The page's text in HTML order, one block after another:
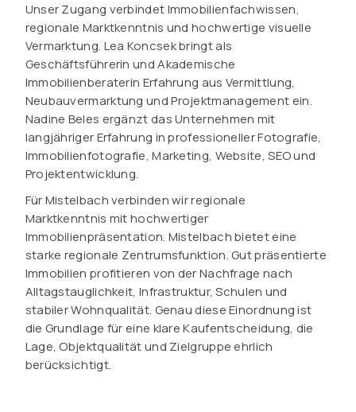
Unser Zugang verbindet Immobilienfachwissen,
regionale Marktkenntnis und hochwertige visuelle
Vermarktung. Lea Koncsek bringt als
Geschäftsführerin und Akademische
Immobilienberaterin Erfahrung aus Vermittlung,
Neubauvermarktung und Projektmanagement ein.
Nadine Beles ergänzt das Unternehmen mit
langjähriger Erfahrung in professioneller Fotografie,
Immobilienfotografie, Marketing, Website, SEO und
Projektentwicklung.
Für Mistelbach verbinden wir regionale
Marktkenntnis mit hochwertiger
Immobilienpräsentation. Mistelbach bietet eine
starke regionale Zentrumsfunktion. Gut präsentierte
Immobilien profitieren von der Nachfrage nach
Alltagstauglichkeit, Infrastruktur, Schulen und
stabiler Wohnqualität. Genau diese Einordnung ist
die Grundlage für eine klare Kaufentscheidung, die
Lage, Objektqualität und Zielgruppe ehrlich
berücksichtigt.